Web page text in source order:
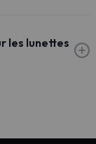
les lunettes